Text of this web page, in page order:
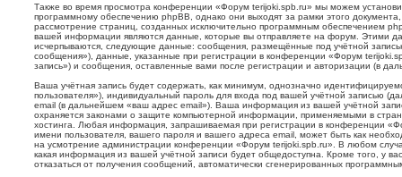
Также во время просмотра конференции «Форум terijoki.spb.ru» мы можем
программному обеспечению phpBB, однако они выходят за рамки этого документа,
рассмотрение страниц, созданных исключительно программным обеспечением
вашей информации являются данные, которые вы отправляете на форум. Этими
исчерпываются, следующие данные: сообщения, размещённые под учётной
сообщения»), данные, указанные при регистрации в конференции «Форум
запись») и сообщения, оставленные вами после регистрации и авторизации (в
Ваша учётная запись будет содержать, как минимум, однозначно
пользователя»), индивидуальный пароль для входа под вашей учётной записью
email (в дальнейшем «ваш адрес email»). Ваша информация из вашей учётной
охраняется законами о защите компьютерной информации, применяемыми в
хостинга. Любая информация, запрашиваемая при регистрации в конференции
имени пользователя, вашего пароля и вашего адреса email, может быть как
на усмотрение администрации конференции «Форум terijoki.spb.ru». В любом
какая информация из вашей учётной записи будет общедоступна. Кроме того, у
отказаться от получения сообщений, автоматически сгенерированных